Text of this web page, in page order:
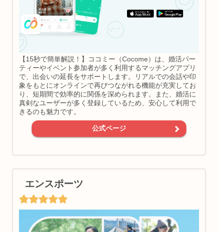
【15秒で簡単解説！】ココミー（Cocome）は、婚活パー
ティーやイベント参加者が多く利用するマッチングアプリ
で、出会いの延長をサポートします。リアルでの会話や印
象をもとにオンラインで再びつながれる機能が充実してお
り、短期間で効率的に関係を深められます。また、婚活に
真剣なユーザーが多く登録しているため、安心して利用で
きるのも魅力です。
公式ページ
エンスポーツ